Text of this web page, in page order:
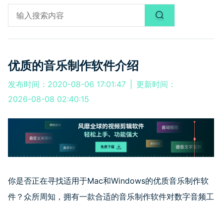
优质的音乐制作软件介绍
发布时间：2020-08-06 17:01:47
更新时间：
2026-08-08 02:40:15
你是否正在寻找适用于Mac和Windows的优质音乐制作软
件？众所周知，拥有一款合适的音乐制作软件对数字音频工